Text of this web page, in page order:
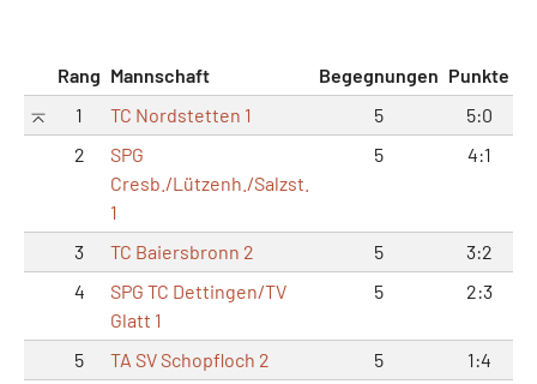
Rang Mannschaft Begegnungen Punkte
1
TC Nordstetten 1 5 5:0
2
SPG
Cresb./Lützenh./Salzst.
1
5 4:1
3 TC Baiersbronn 2 5 3:2
4
SPG TC Dettingen/TV
Glatt 1
5 2:3
5 TA SV Schopfloch 2 5 1:4